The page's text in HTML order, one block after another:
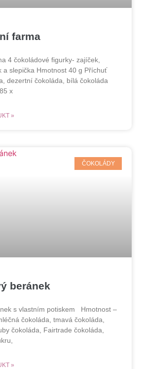
farma
4 čokoládové figurky- zajíček,
a slepička Hmotnost 40 g Příchuť
dezertní čokoláda, bílá čokoláda
x
»
ČOKOLÁDY
beránek
s vlastním potiskem Hmotnost –
čokoláda, tmavá čokoláda,
čokoláda, Fairtrade čokoláda,
»